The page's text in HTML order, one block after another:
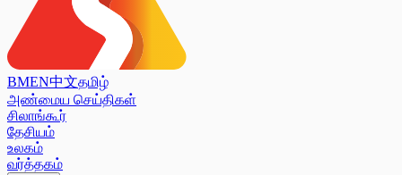
BMEN中文தமிழ்
அண்மைய செய்திகள்
சிலாங்கூர்
தேசியம்
உலகம்
வர்த்தகம்